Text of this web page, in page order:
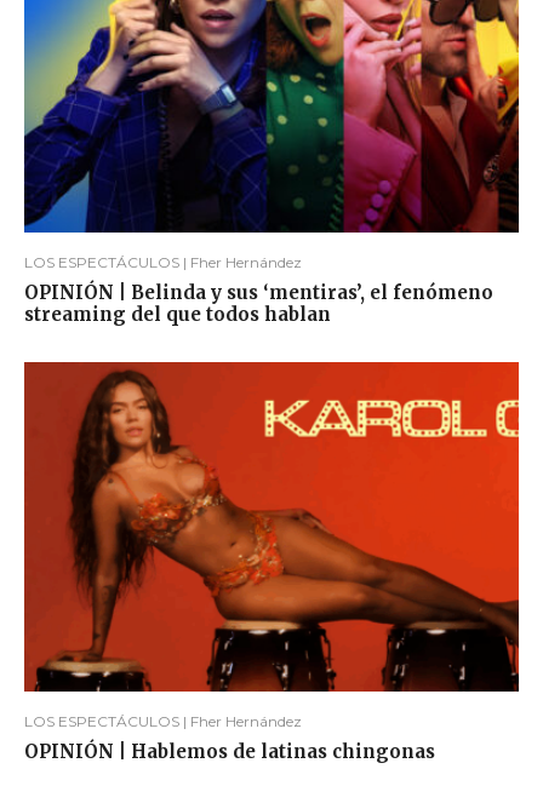
LOS ESPECTÁCULOS | Fher Hernández
OPINIÓN | Belinda y sus ‘mentiras’, el fenómeno
streaming del que todos hablan
LOS ESPECTÁCULOS | Fher Hernández
OPINIÓN | Hablemos de latinas chingonas